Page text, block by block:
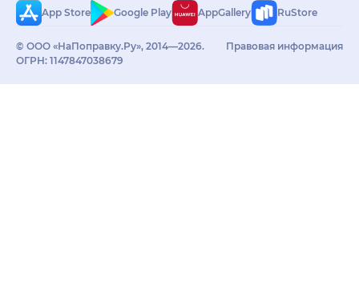
App Store
Google Play AppGallery RuStore
© ООО «НаПоправку.Ру», 2014—2026.
ОГРН: 1147847038679
Правовая информация